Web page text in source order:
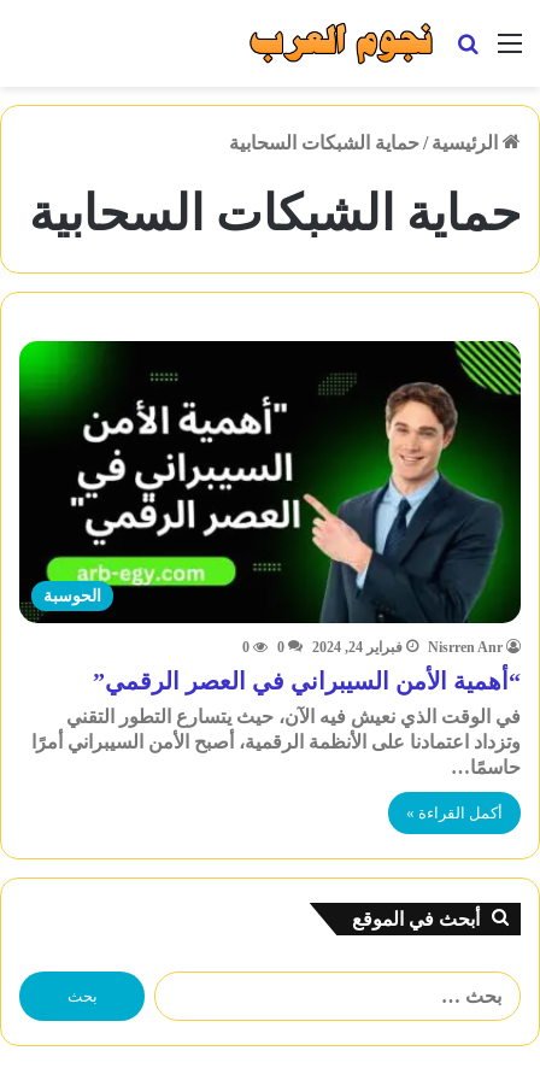
القائمة بحث
الرئيسية /حماية الشبكات السحابية
حماية الشبكات السحابية
الحوسبة
Nisrren Anr فبراير 24, 2024 0
0
“أهمية الأمن السيبراني في العصر الرقمي”
في الوقت الذي نعيش فيه الآن، حيث يتسارع التطور التقني
وتزداد اعتمادنا على الأنظمة الرقمية، أصبح الأمن السيبراني أمرًا
حاسمًا…
أكمل القراءة »
أبحث في الموقع
البحث
عن: